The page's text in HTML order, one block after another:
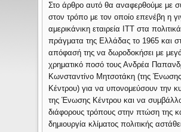
Στο άρθρο αυτό θα αναφερθούμε με
στον τρόπο με τον οποίο επενέβη η
αμερικάνικη εταιρεία ITT στα πολιτικά
πράγματα της Ελλάδας το 1965 και
απόφασή της να δωροδοκήσει με
χρηματικό ποσό τους Ανδρέα
Κωνσταντίνο Μητσοτάκη (της Ένωσης
Κέντρου) για να υπονομεύσουν την
της Ένωσης Κέντρου και να
διάφορους τρόπους στην πτώση της
δημιουργία κλίματος πολιτικής